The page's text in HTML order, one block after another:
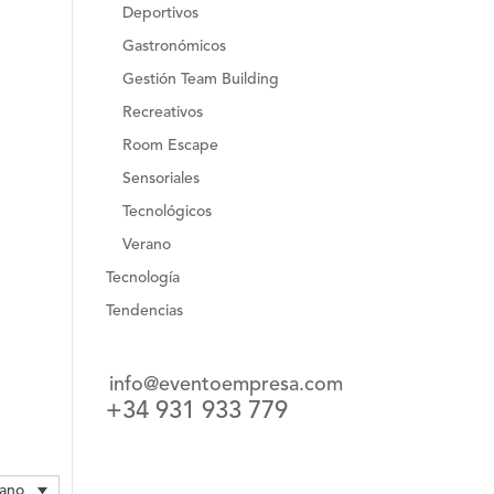
Deportivos
Gastronómicos
Gestión Team Building
Recreativos
Room Escape
Sensoriales
Tecnológicos
Verano
Tecnología
Tendencias
info@eventoempresa.com
+34 931 933 779